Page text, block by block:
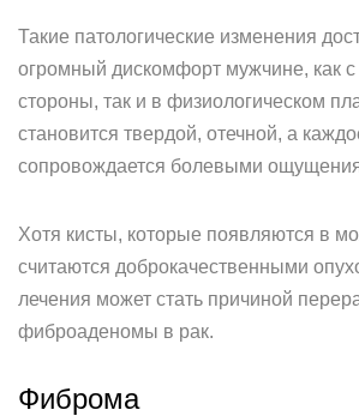
Такие патологические изменения
огромный дискомфорт мужчине, как с
стороны, так и в физиологическом
становится твердой, отечной, а
сопровождается болевыми
Хотя кисты, которые появляются в
считаются доброкачественными
лечения может стать причиной
фиброаденомы в рак.
Фиброма